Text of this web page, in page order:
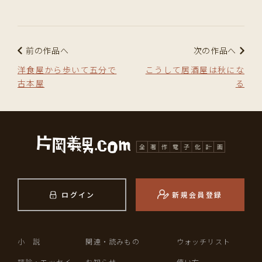
前の作品へ
洋食屋から歩いて五分で
古本屋
次の作品へ
こうして居酒屋は秋にな
る
ログイン 新規会員登録
小 説 関連・読みもの ウォッチリスト